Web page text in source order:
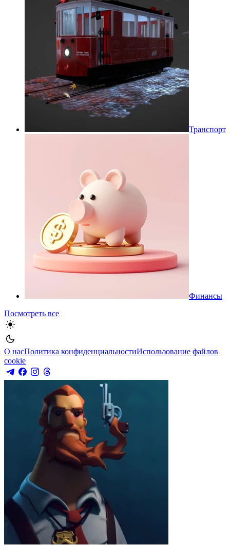
Транспорт
Финансы
Посмотреть все
О насПолитика конфиденциальностиИспользование файлов
cookie